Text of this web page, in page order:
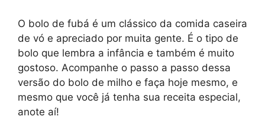
O bolo de fubá é um clássico da comida caseira
de vó e apreciado por muita gente. É o tipo de
bolo que lembra a infância e também é muito
gostoso. Acompanhe o passo a passo dessa
versão do bolo de milho e faça hoje mesmo, e
mesmo que você já tenha sua receita especial,
anote aí!